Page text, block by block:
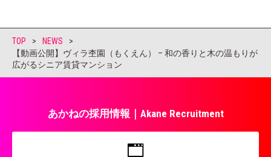
TOP > NEWS
>
【動画公開】ヴィラ杢園（もくえん） – 和の香りと木の温もりが
広がるシニア賃貸マンション
あかねの採用情報｜Akane Recruitment